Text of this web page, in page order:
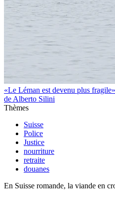
«Le Léman est devenu plus fragile»
de Alberto Silini
Thèmes
Suisse
Police
Justice
nourriture
retraite
douanes
En Suisse romande, la viande en